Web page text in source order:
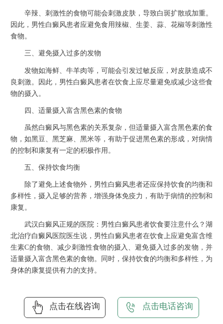
辛辣、刺激性的食物可能会刺激皮肤，导致白斑扩散或加重。
因此，男性白癜风患者应避免食用辣椒、生姜、蒜、花椒等刺激性
食物。
三、避免摄入过多的发物
发物如海鲜、牛羊肉等，可能会引发过敏反应，对皮肤造成不
良刺激。因此，男性白癜风患者在饮食上应尽量避免或减少这些食
物的摄入。
四、适量摄入富含黑色素的食物
虽然白癜风与黑色素的关系复杂，但适量摄入富含黑色素的食
物，如黑豆、黑芝麻、黑米等，有助于促进黑色素的形成，对病情
的控制和康复有一定的积极作用。
五、保持饮食均衡
除了避免上述食物外，男性白癜风患者还应保持饮食的均衡和
多样性，摄入足够的营养，增强身体免疫力，有助于病情的控制和
康复。
武汉白癜风正规的医院：男性白癜风患者饮食要注意什么？ 湖
北治疗白癜风 医院医生说，男性白癜风患者在饮食上应避免富含维
生素C的食物、减少刺激性食物的摄入、避免摄入过多的发物，并
适量摄入富含黑色素的食物。同时，保持饮食的均衡和多样性，为
身体的康复提供有力的支持。
点击在线咨询 点击电话咨询